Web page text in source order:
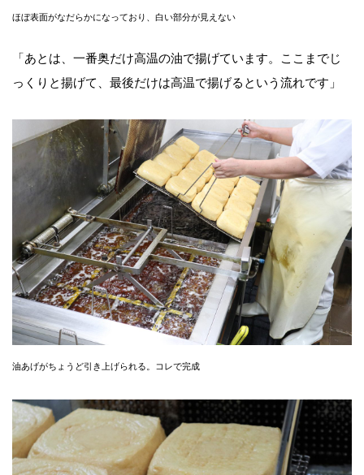
ほぼ表面がなだらかになっており、白い部分が見えない
「あとは、一番奥だけ高温の油で揚げています。ここまでじ
っくりと揚げて、最後だけは高温で揚げるという流れです」
油あげがちょうど引き上げられる。コレで完成